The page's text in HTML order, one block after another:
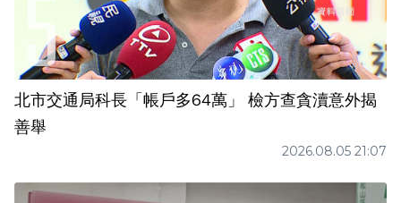
北市交通局科長「帳戶多64萬」 檢方查貪瀆意外揭
善舉
2026.08.05 21:07